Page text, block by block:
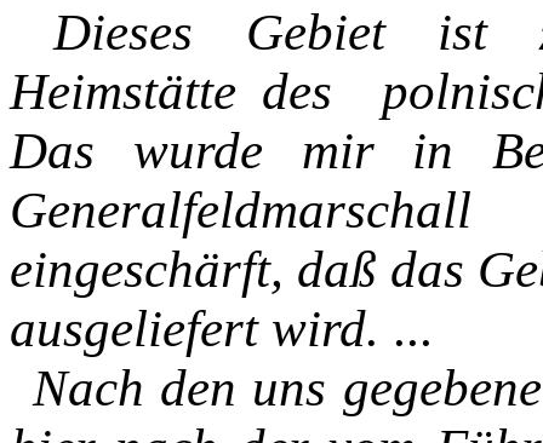
Dieses Gebiet ist
Heimstätte des
Das wurde mir in
eingeschärft, daß das
ausgeliefert wird. ...
Nach den uns